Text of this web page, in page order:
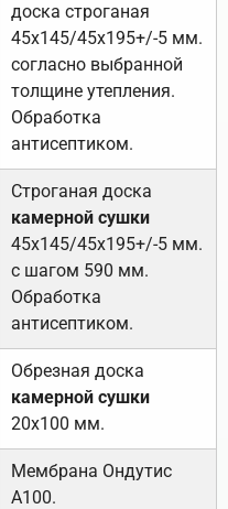
доска строганая
45х145/45х195+/-5 мм.
согласно выбранной
толщине утепления.
Обработка
антисептиком.
Строганая доска
камерной сушки
45х145/45х195+/-5 мм.
с шагом 590 мм.
Обработка
антисептиком.
Обрезная доска
камерной сушки
20х100 мм.
Мембрана Ондутис
А100.